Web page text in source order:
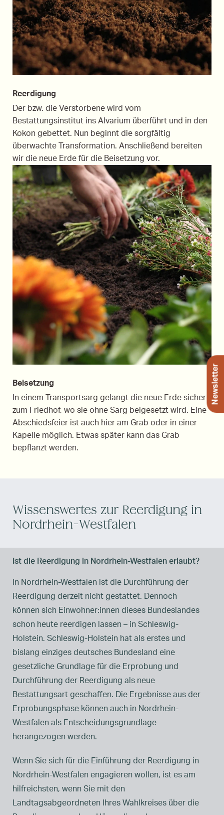
Reerdigung
Der bzw. die Verstorbene wird vom
Bestattungsinstitut ins Alvarium überführt und in den
Kokon gebettet. Nun beginnt die sorgfältig
überwachte Transformation. Anschließend bereiten
wir die neue Erde für die Beisetzung vor.
Beisetzung
In einem Transportsarg gelangt die neue Erde sicher
zum Friedhof, wo sie ohne Sarg beigesetzt wird. Eine
Abschiedsfeier ist auch hier am Grab oder in einer
Kapelle möglich. Etwas später kann das Grab
bepflanzt werden.
Wissenswertes zur Reerdigung in
Nordrhein-Westfalen
Ist die Reerdigung in Nordrhein-Westfalen erlaubt?
In Nordrhein-Westfalen ist die Durchführung der
Reerdigung derzeit nicht gestattet. Dennoch
können sich Einwohner:innen dieses Bundeslandes
schon heute reerdigen lassen – in Schleswig-
Holstein. Schleswig-Holstein hat als erstes und
bislang einziges deutsches Bundesland eine
gesetzliche Grundlage für die Erprobung und
Durchführung der Reerdigung als neue
Bestattungsart geschaffen. Die Ergebnisse aus der
Erprobungsphase können auch in Nordrhein-
Westfalen als Entscheidungsgrundlage
herangezogen werden.
Wenn Sie sich für die Einführung der Reerdigung in
Nordrhein-Westfalen engagieren wollen, ist es am
hilfreichsten, wenn Sie mit den
Landtagsabgeordneten Ihres Wahlkreises über die
Newsletter